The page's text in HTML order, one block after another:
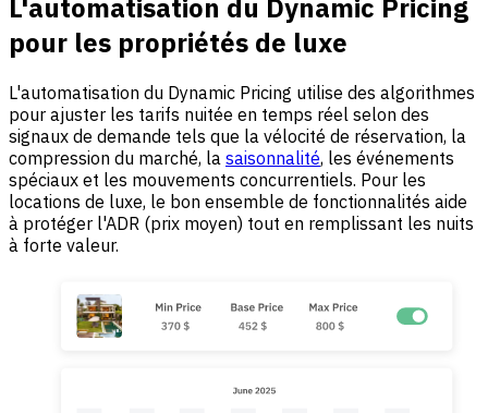
L'automatisation du Dynamic Pricing
pour les propriétés de luxe
L'automatisation du Dynamic Pricing utilise des algorithmes
pour ajuster les tarifs nuitée en temps réel selon des
signaux de demande tels que la vélocité de réservation, la
compression du marché, la saisonnalité, les événements
spéciaux et les mouvements concurrentiels. Pour les
locations de luxe, le bon ensemble de fonctionnalités aide
à protéger l'ADR (prix moyen) tout en remplissant les nuits
à forte valeur.